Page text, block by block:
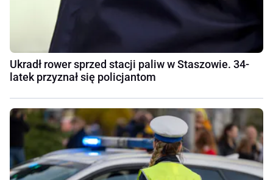
Ukradł rower sprzed stacji paliw w Staszowie. 34-
latek przyznał się policjantom